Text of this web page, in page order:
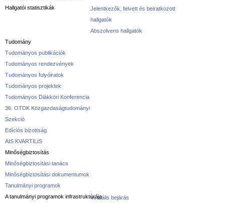
Hallgatói statisztikák
Jelentkezők, felvett és beiratkozott
hallgatók
Abszolvens hallgatók
Tudomány
Tudományos publikációk
Tudományos rendezvények
Tudományos folyóiratok
Tudományos projektek
Tudományos Diákköri Konferencia
36. OTDK Közgazdaságtudományi
Szekció
Edíciós bizottság
AIS KVARTILIS
Minőségbiztosítás
Minőségbiztosítási tanács
Minőségbiztosítási dokumentumok
Tanulmányi programok
A tanulmányi programok infrastruktúrájaVirtuális bejárás